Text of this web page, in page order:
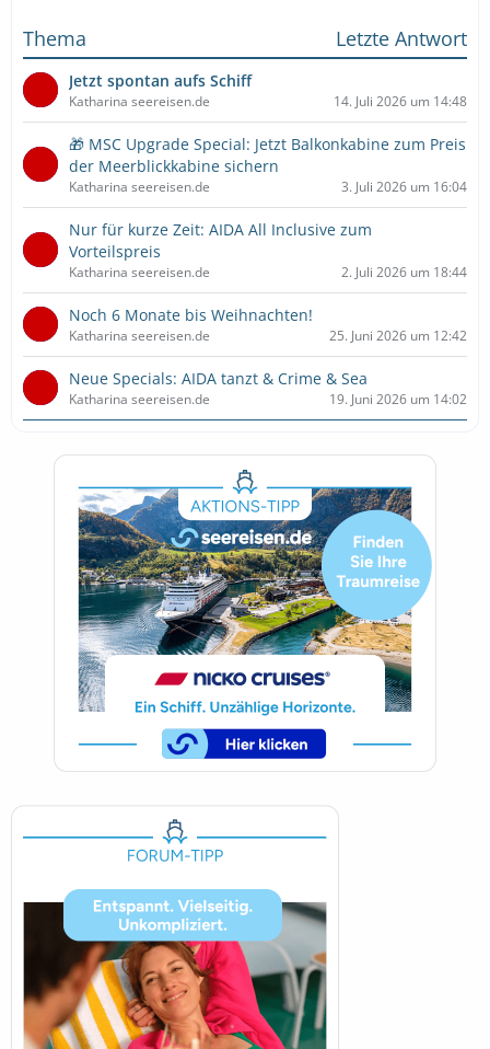
Thema Letzte Antwort
Jetzt spontan aufs Schiff
Katharina seereisen.de 14. Juli 2026 um 14:48
🎁 MSC Upgrade Special: Jetzt Balkonkabine zum Preis
der Meerblickkabine sichern
Katharina seereisen.de 3. Juli 2026 um 16:04
Nur für kurze Zeit: AIDA All Inclusive zum
Vorteilspreis
Katharina seereisen.de 2. Juli 2026 um 18:44
Noch 6 Monate bis Weihnachten!
Katharina seereisen.de 25. Juni 2026 um 12:42
Neue Specials: AIDA tanzt & Crime & Sea
Katharina seereisen.de 19. Juni 2026 um 14:02